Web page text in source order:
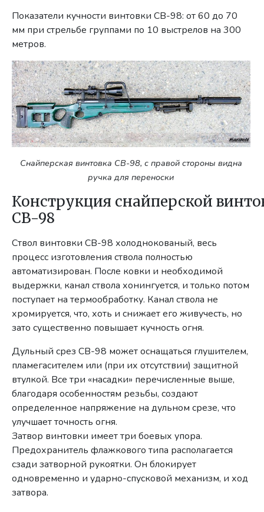
Показатели кучности винтовки СВ-98: от 60 до 70
мм при стрельбе группами по 10 выстрелов на 300
метров.
Cнайперская винтовка СВ-98, с правой стороны видна
ручка для переноски
Конструкция снайперской
СВ-98
Ствол винтовки СВ-98 холоднокованый, весь
процесс изготовления ствола полностью
автоматизирован. После ковки и необходимой
выдержки, канал ствола хонингуется, и только потом
поступает на термообработку. Канал ствола не
хромируется, что, хоть и снижает его живучесть, но
зато существенно повышает кучность огня.
Дульный срез СВ-98 может оснащаться глушителем,
пламегасителем или (при их отсутствии) защитной
втулкой. Все три «насадки» перечисленные выше,
благодаря особенностям резьбы, создают
определенное напряжение на дульном срезе, что
улучшает точность огня.
Затвор винтовки имеет три боевых упора.
Предохранитель флажкового типа располагается
сзади затворной рукоятки. Он блокирует
одновременно и ударно-спусковой механизм, и ход
затвора.